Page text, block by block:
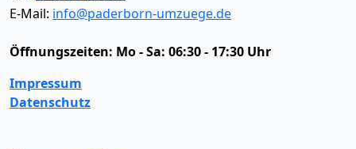
E-Mail: info@paderborn-umzuege.de
Öffnungszeiten: Mo - Sa: 06:30 - 17:30 Uhr
Impressum
Datenschutz